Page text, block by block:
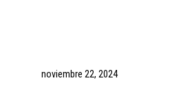
noviembre 22, 2024